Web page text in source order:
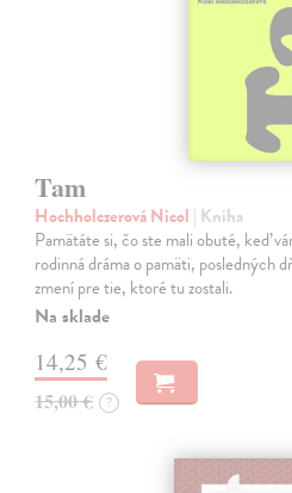
Tam
Hochholczerová Nicol | Kniha
Pamätáte si, čo ste mali obuté, keď
rodinná dráma o pamäti, posledných
zmení pre tie, ktoré tu zostali.
Na sklade
14,25 €
15,00 € ?